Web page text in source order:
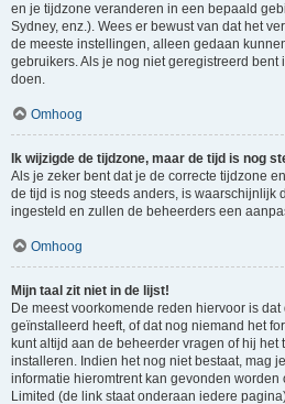
en je tijdzone veranderen in een bepaald
Sydney, enz.). Wees er bewust van dat het
de meeste instellingen, alleen gedaan
gebruikers. Als je nog niet geregistreerd bent
doen.
Omhoog
Ik wijzigde de tijdzone, maar de tijd is nog
Als je zeker bent dat je de correcte tijdzone
de tijd is nog steeds anders, is waarschijnlijk
ingesteld en zullen de beheerders een
Omhoog
Mijn taal zit niet in de lijst!
De meest voorkomende reden hiervoor is
geïnstalleerd heeft, of dat nog niemand het
kunt altijd aan de beheerder vragen of hij het
installeren. Indien het nog niet bestaat, mag
informatie hieromtrent kan gevonden worden
Limited (de link staat onderaan iedere